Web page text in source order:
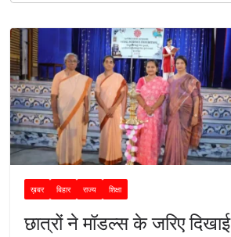
ख़बर बिहार राज्य शिक्षा
छात्रों ने मॉडल्स के जरिए दिखाई